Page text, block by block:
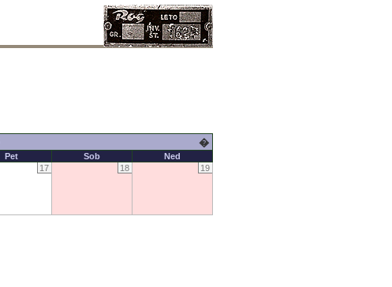
�
Pet Sob
Ned
17 18 19